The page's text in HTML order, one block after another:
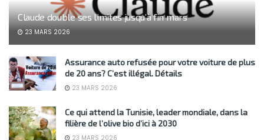
Claude double ses limites jusqu’à fin mars
23 MARS 2026
Assurance auto refusée pour votre voiture de plus
de 20 ans? C’est illégal. Détails
23 MARS 2026
Ce qui attend la Tunisie, leader mondiale, dans la
filière de l’olive bio d’ici à 2030
23 MARS 2026